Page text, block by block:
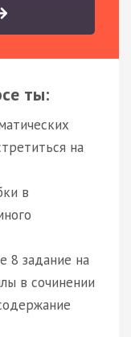
ты:
на
в
8 задание на
в сочинении